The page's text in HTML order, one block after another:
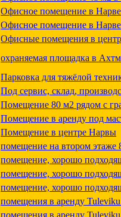
Офисное помещение в
Офисное помещение в
Офисные помещения в
охраняемая площадка в
Парковка для тяжёлой
Под сервис, склад,
Помещение 80 м2 рядом с
Помещение в аренду под
Помещение в центре Нарвы
помещение на втором этаже
помещение, хорошо
помещение, хорошо
помещение, хорошо
помещения в аренду
помещения в аренду